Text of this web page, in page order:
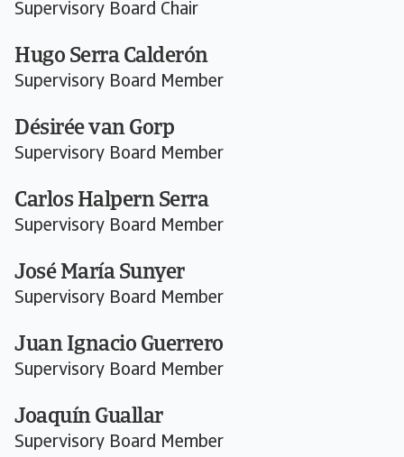
Supervisory Board Chair
Hugo Serra Calderón
Supervisory Board Member
Désirée van Gorp
Supervisory Board Member
Carlos Halpern Serra
Supervisory Board Member
José María Sunyer
Supervisory Board Member
Juan Ignacio Guerrero
Supervisory Board Member
Joaquín Guallar
Supervisory Board Member